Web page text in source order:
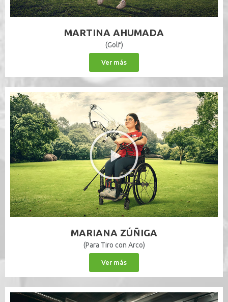
MARTINA AHUMADA
(Golf)
Ver más
MARIANA ZÚÑIGA
(Para Tiro con Arco)
Ver más